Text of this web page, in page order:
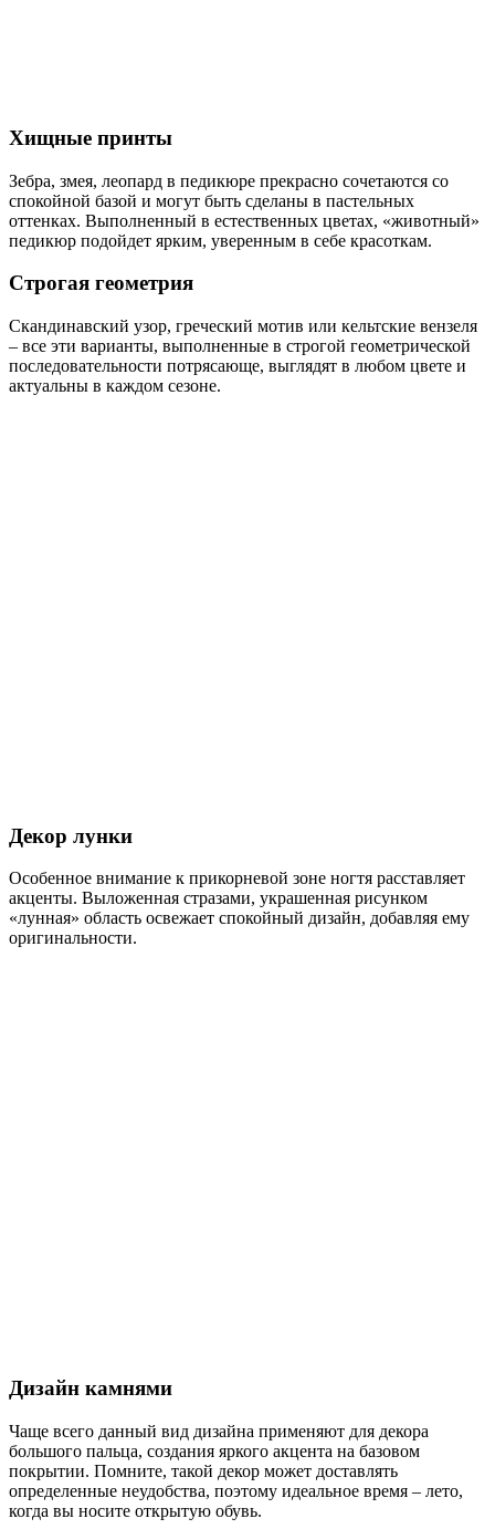
Хищные принты
Зебра, змея, леопард в педикюре прекрасно сочетаются со
спокойной базой и могут быть сделаны в пастельных
оттенках. Выполненный в естественных цветах, «животный»
педикюр подойдет ярким, уверенным в себе красоткам.
Строгая геометрия
Скандинавский узор, греческий мотив или кельтские вензеля
– все эти варианты, выполненные в строгой геометрической
последовательности потрясающе, выглядят в любом цвете и
актуальны в каждом сезоне.
Декор лунки
Особенное внимание к прикорневой зоне ногтя расставляет
акценты. Выложенная стразами, украшенная рисунком
«лунная» область освежает спокойный дизайн, добавляя ему
оригинальности.
Дизайн камнями
Чаще всего данный вид дизайна применяют для декора
большого пальца, создания яркого акцента на базовом
покрытии. Помните, такой декор может доставлять
определенные неудобства, поэтому идеальное время – лето,
когда вы носите открытую обувь.